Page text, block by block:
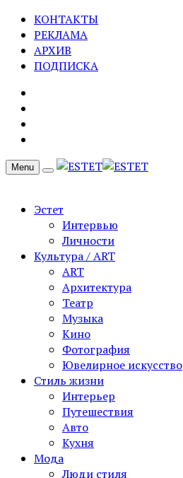
КОНТАКТЫ
РЕКЛАМА
АРХИВ
ПОДПИСКА
Menu
Эстет
Интервью
Личности
Культура / ART
ART
Архитектура
Театр
Музыка
Кино
Фотография
Ювелирное искусство
Стиль жизни
Интерьер
Путешествия
Авто
Кухня
Мода
Люди стиля